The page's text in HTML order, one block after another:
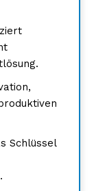
Schlüssel